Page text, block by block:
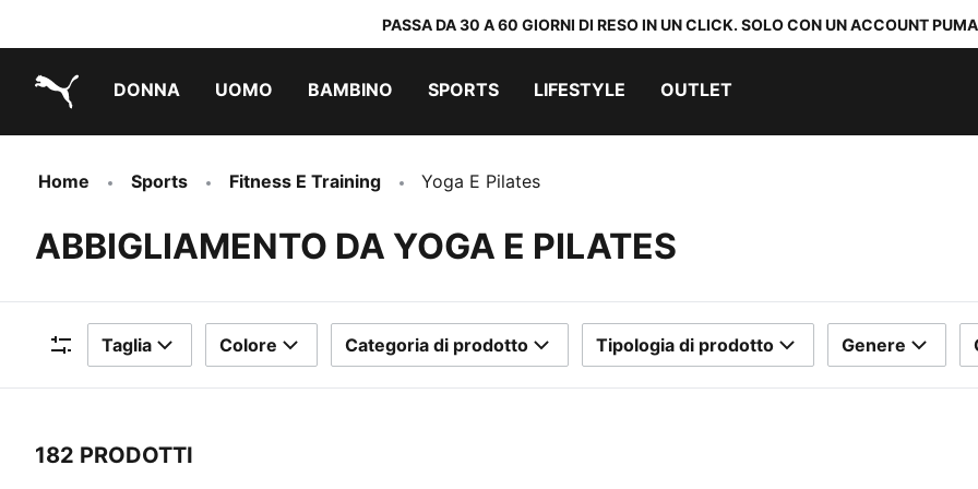
PASSA DA 30 A 60 GIORNI DI RESO IN UN CLICK. SOLO CON UN ACCOUNT
DONNA UOMO BAMBINO SPORTS LIFESTYLE OUTLET
Home Sports Fitness E Training Yoga E Pilates
ABBIGLIAMENTO DA YOGA E PILATES
Taglia Colore Categoria di prodotto Tipologia di prodotto Genere
182 PRODOTTI